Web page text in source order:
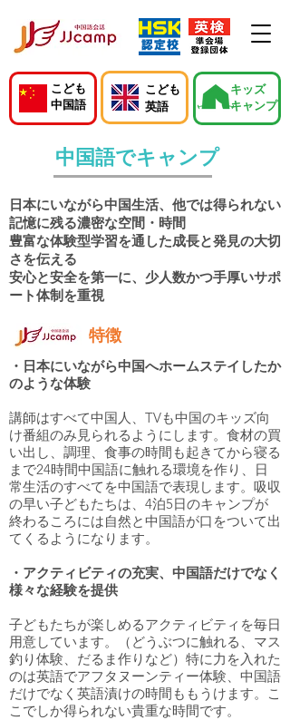
こども
中国語
こども
英語
キッズ
キャンプ
​中国語でキャンプ
日本にいながら中国生活、 他では得られない
記憶に残る濃密な空間・時間
豊富な体験型学習を通した成長と発見の大切
さを伝える
安心と安全を第一に、少人数かつ手厚いサポ
ート体制を重視
特徴
・日本にいながら中国へホームステイしたか
のような体験
講師はすべて中国人、TVも中国のキッズ向
け番組のみ見られるようにします。食材の買
い出し、調理、食事の時間も起きてから寝る
まで24時間中国語に触れる環境を作り、日
常生活のすべてを中国語で表現します。吸収
の早い子どもたちは、4泊5日のキャンプが
終わるころには自然と中国語が口をついて出
てくるようになります。
・アクティビティの充実、中国語だけでなく
様々な経験を提供
子どもたちが楽しめるアクティビティを毎日
用意しています。（どうぶつに触れる、マス
釣り体験、だるま作りなど）特に力を入れた
のは英語でアフタヌーンティー体験、中国語
だけでなく英語漬けの時間ももうけます。こ
こでしか得られない貴重な時間です。